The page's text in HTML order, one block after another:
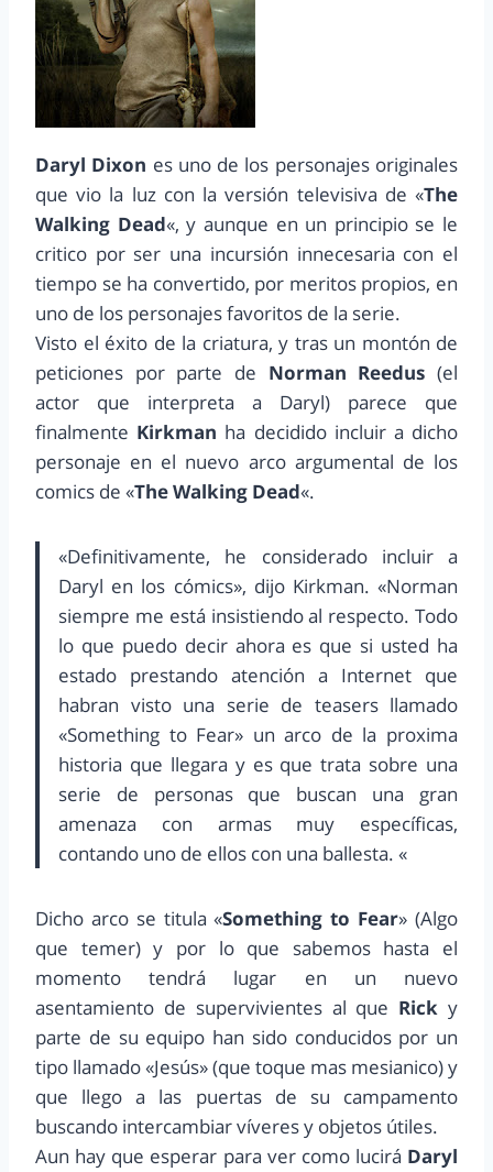
Daryl Dixon es uno de los personajes originales
que vio la luz con la versión televisiva de «The
Walking Dead«, y aunque en un principio se le
critico por ser una incursión innecesaria con el
tiempo se ha convertido, por meritos propios, en
uno de los personajes favoritos de la serie.
Visto el éxito de la criatura, y tras un montón de
peticiones por parte de Norman Reedus (el
actor que interpreta a Daryl) parece que
finalmente Kirkman ha decidido incluir a dicho
personaje en el nuevo arco argumental de los
comics de «The Walking Dead«.
«Definitivamente, he considerado incluir a
Daryl en los cómics», dijo Kirkman. «Norman
siempre me está insistiendo al respecto. Todo
lo que puedo decir ahora es que si usted ha
estado prestando atención a Internet que
habran visto una serie de teasers llamado
«Something to Fear» un arco de la proxima
historia que llegara y es que trata sobre una
serie de personas que buscan una gran
amenaza con armas muy específicas,
contando uno de ellos con una ballesta. «
Dicho arco se titula «Something to Fear» (Algo
que temer) y por lo que sabemos hasta el
momento tendrá lugar en un nuevo
asentamiento de supervivientes al que Ricky
parte de su equipo han sido conducidos por un
tipo llamado «Jesús» (que toque mas mesianico) y
que llego a las puertas de su campamento
buscando intercambiar víveres y objetos útiles.
Aun hay que esperar para ver como lucirá Daryl